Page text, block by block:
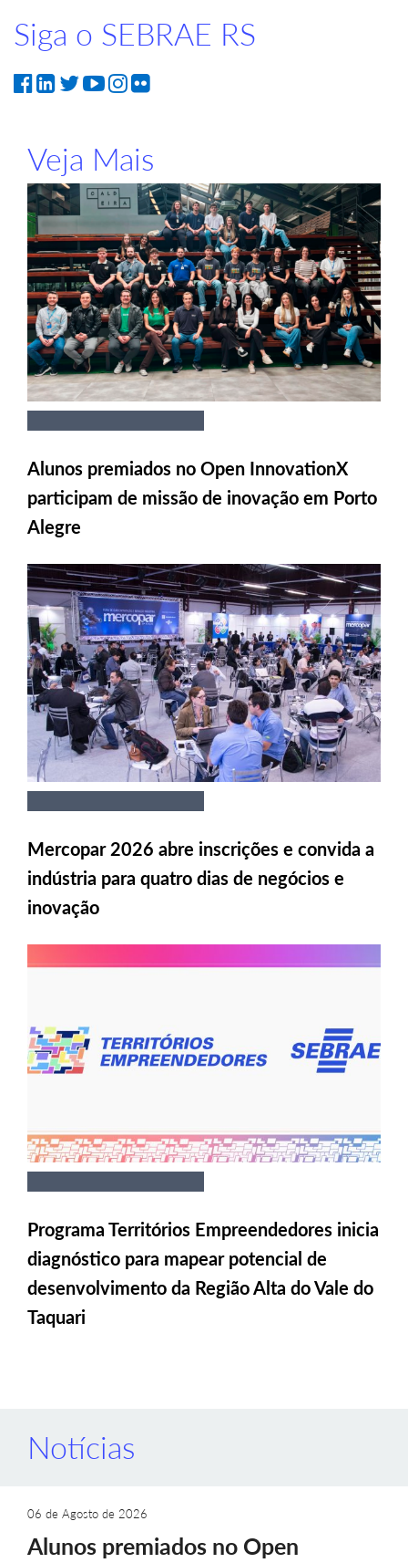
Siga o SEBRAE RS
Veja Mais
Alunos premiados no Open InnovationX
participam de missão de inovação em Porto
Alegre
Mercopar 2026 abre inscrições e convida a
indústria para quatro dias de negócios e
inovação
Programa Territórios Empreendedores inicia
diagnóstico para mapear potencial de
desenvolvimento da Região Alta do Vale do
Taquari
Notícias
06 de Agosto de 2026
Alunos premiados no Open